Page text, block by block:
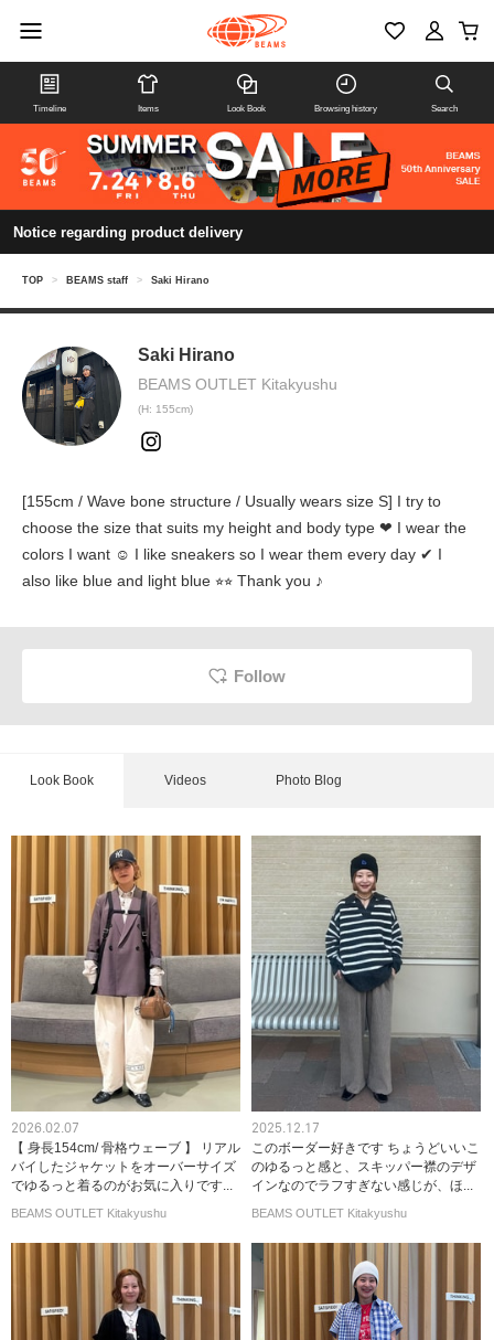
Timeline Items Look Book Browsing history Search
Notice regarding product delivery
TOP > BEAMS staff > Saki Hirano
Saki Hirano
BEAMS OUTLET Kitakyushu
(H: 155cm)
[155cm / Wave bone structure / Usually wears size S] I try to
choose the size that suits my height and body type ❤︎ I wear the
colors I want ☺︎ I like sneakers so I wear them every day ✔︎ I
also like blue and light blue ⭐︎⭐︎ Thank you ♪
Follow
Look Book Videos Photo Blog
2026.02.07
【 身長154cm/ 骨格ウェーブ 】 リアル
バイしたジャケットをオーバーサイズ
でゆるっと着るのがお気に入りです...
BEAMS OUTLET Kitakyushu
2025.12.17
このボーダー好きです ちょうどいいこ
のゆるっと感と、スキッパー襟のデザ
インなのでラフすぎない感じが、ほ...
BEAMS OUTLET Kitakyushu